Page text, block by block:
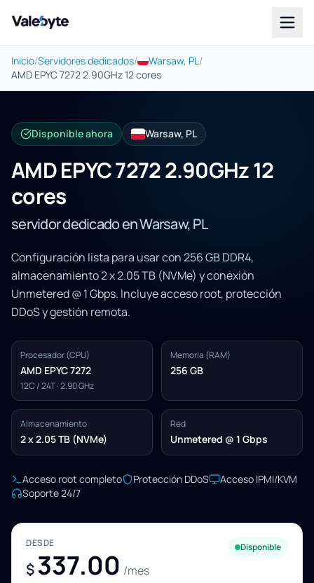
Valebyte
Inicio/Servidores dedicados/ Warsaw, PL/
AMD EPYC 7272 2.90GHz 12 cores
Disponible ahora Warsaw, PL
AMD EPYC 7272 2.90GHz 12
cores
servidor dedicado en Warsaw, PL
Configuración lista para usar con 256 GB DDR4,
almacenamiento 2 x 2.05 TB (NVMe) y conexión
Unmetered @ 1 Gbps. Incluye acceso root, protección
DDoS y gestión remota.
Procesador (CPU)
AMD EPYC 7272
12C / 24T · 2.90 GHz
Memoria (RAM)
256 GB
Almacenamiento
2 x 2.05 TB (NVMe)
Red
Unmetered @ 1 Gbps
Acceso root completo Protección DDoS
Acceso IPMI/KVM
Soporte 24/7
DESDE
$337.00 /mes
Disponible